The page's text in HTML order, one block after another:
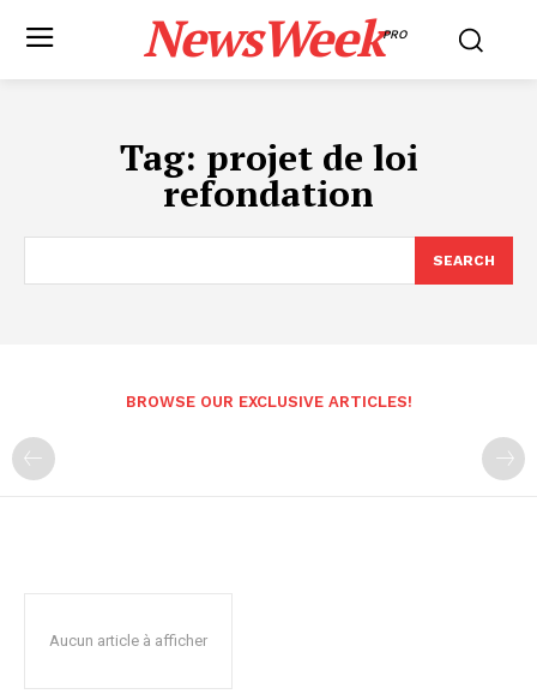
NewsWeekPRO
Tag: projet de loi
refondation
SEARCH
BROWSE OUR EXCLUSIVE ARTICLES!
Aucun article à afficher